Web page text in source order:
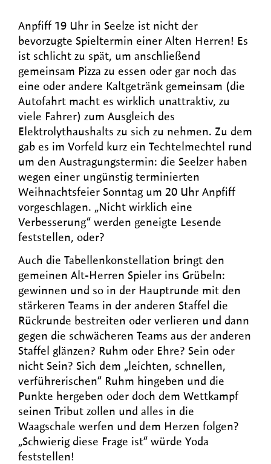
Anpfiff 19 Uhr in Seelze ist nicht der
bevorzugte Spieltermin einer Alten Herren! Es
ist schlicht zu spät, um anschließend
gemeinsam Pizza zu essen oder gar noch das
eine oder andere Kaltgetränk gemeinsam (die
Autofahrt macht es wirklich unattraktiv, zu
viele Fahrer) zum Ausgleich des
Elektrolythaushalts zu sich zu nehmen. Zu dem
gab es im Vorfeld kurz ein Techtelmechtel rund
um den Austragungstermin: die Seelzer haben
wegen einer ungünstig terminierten
Weihnachtsfeier Sonntag um 20 Uhr Anpfiff
vorgeschlagen. „Nicht wirklich eine
Verbesserung“ werden geneigte Lesende
feststellen, oder?
Auch die Tabellenkonstellation bringt den
gemeinen Alt-Herren Spieler ins Grübeln:
gewinnen und so in der Hauptrunde mit den
stärkeren Teams in der anderen Staffel die
Rückrunde bestreiten oder verlieren und dann
gegen die schwächeren Teams aus der anderen
Staffel glänzen? Ruhm oder Ehre? Sein oder
nicht Sein? Sich dem „leichten, schnellen,
verführerischen“ Ruhm hingeben und die
Punkte hergeben oder doch dem Wettkampf
seinen Tribut zollen und alles in die
Waagschale werfen und dem Herzen folgen?
„Schwierig diese Frage ist“ würde Yoda
feststellen!